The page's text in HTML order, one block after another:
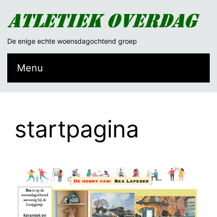
De enige echte woensdagochtend groep
Menu
startpagina